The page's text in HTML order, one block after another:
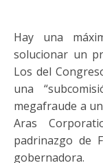
Hay una máxima que reza: cuando no quieres
solucionar un
Los del
una
megafraude a
Aras
padrinazgo de
gobernadora.